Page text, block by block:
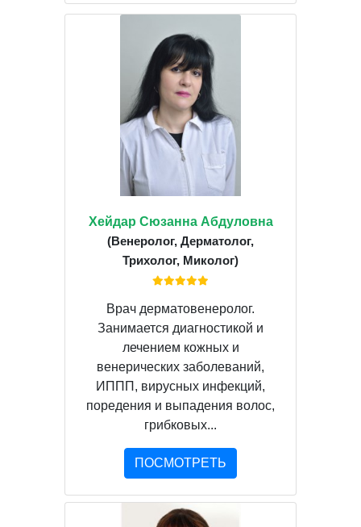
Хейдар Сюзанна Абдуловна
(Венеролог, Дерматолог,
Трихолог, Миколог)
Врач дерматовенеролог.
Занимается диагностикой и
лечением кожных и
венерических заболеваний,
ИППП, вирусных инфекций,
поредения и выпадения волос,
грибковых...
ПОСМОТРЕТЬ